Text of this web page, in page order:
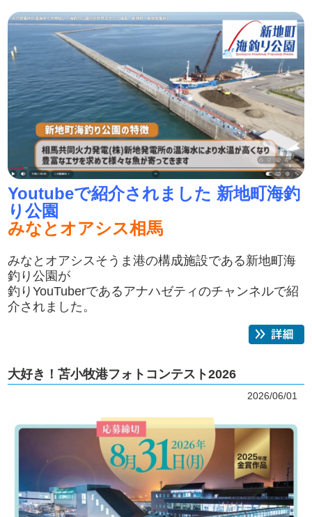
Youtubeで紹介されました 新地町海釣
り公園
みなとオアシス相馬
みなとオアシスそうま港の構成施設である新地町海
釣り公園が
釣りYouTuberであるアナハゼティのチャンネルで紹
介されました。
大好き！苫小牧港フォトコンテスト2026
2026/06/01